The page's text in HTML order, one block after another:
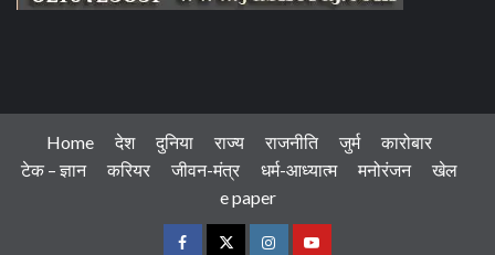
Home देश दुनिया राज्य राजनीति जुर्म
कारोबार
टेक – ज्ञान
करियर जीवन-मंत्र धर्म-आध्यात्म मनोरंजन
खेल
e paper